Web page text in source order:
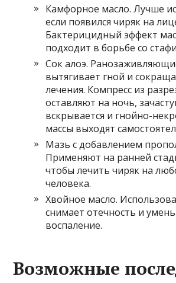
Камфорное масло. Лучше
если появился чиряк на
Бактерицидный эффект
подходит в борьбе со
Сок алоэ.
вытягивает гной и
лечения. Компресс из
оставляют на ночь,
вскрывается и гнойно-
массы выходят
Мазь с добавлением
Применяют на ранней
чтобы лечить чиряк на
человека.
Хвойное масло.
снимает отечность и
воспаление.
Возможные